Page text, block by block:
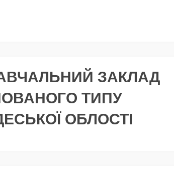
ЗАКЛАД
ТИПУ
ОБЛОСТІ